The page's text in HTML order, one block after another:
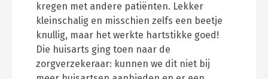
kregen met andere patiënten. Lekker
kleinschalig en misschien zelfs een beetje
knullig, maar het werkte hartstikke goed!
Die huisarts ging toen naar de
zorgverzekeraar: kunnen we dit niet bij